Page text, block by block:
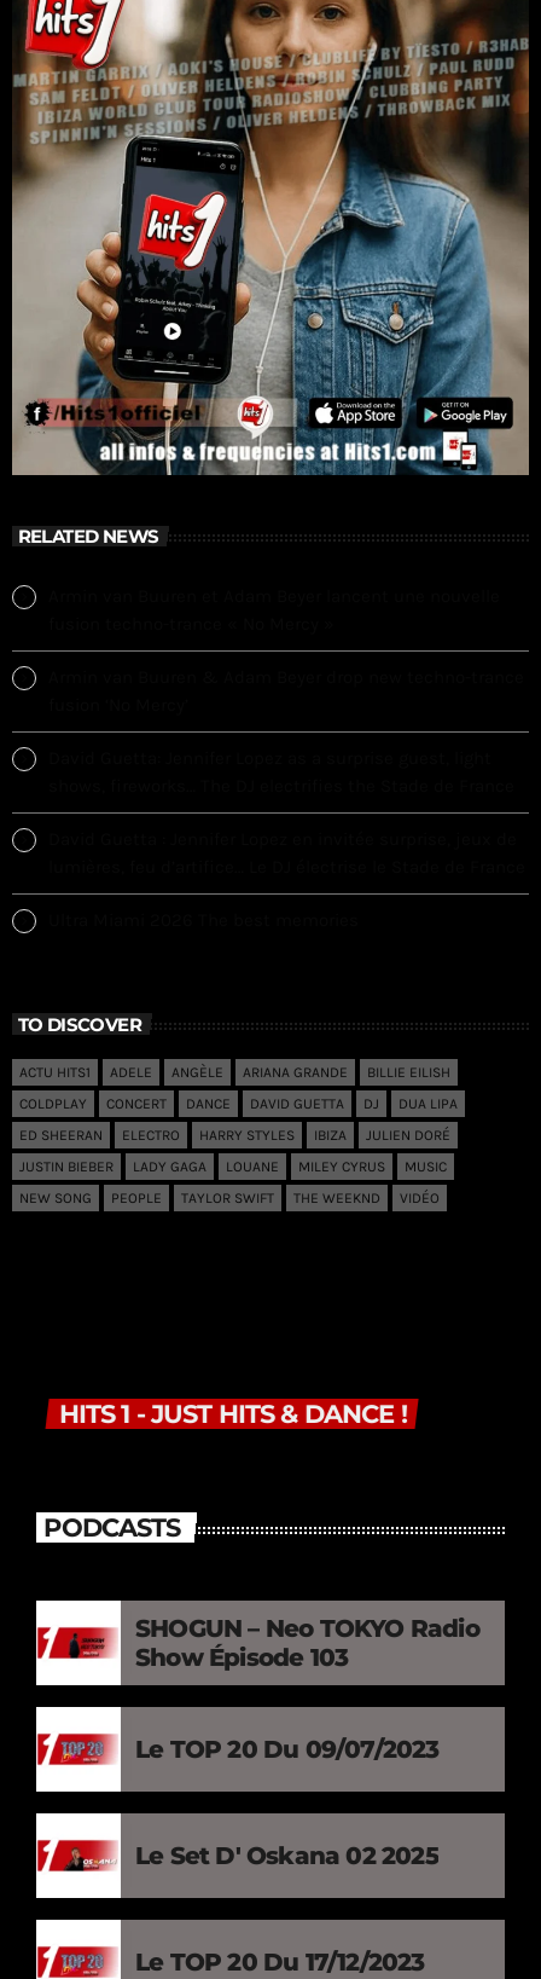
RELATED NEWS
TO DISCOVER
ACTU HITS1 ADELE ANGÈLE ARIANA GRANDE
BILLIE EILISH
COLDPLAY
CONCERT DANCE DAVID GUETTA DJ
DUA LIPA
ED SHEERAN
ELECTRO HARRY STYLES IBIZA
JULIEN DORÉ
JUSTIN BIEBER
LADY GAGA LOUANE MILEY CYRUS
MUSIC
NEW SONG
PEOPLE TAYLOR SWIFT THE WEEKND VIDÉO
HITS 1 - JUST HITS & DANCE !
PODCASTS
SHOGUN – Neo TOKYO Radio
Show Épisode 103
Le TOP 20 Du 09/07/2023
Le Set D' Oskana 02 2025
Le TOP 20 Du 17/12/2023